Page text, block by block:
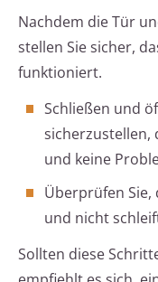
Nachdem die Tür
stellen Sie sicher,
funktioniert.
Schließen und
sicherzustellen,
und keine
Überprüfen Sie,
und nicht
Sollten diese